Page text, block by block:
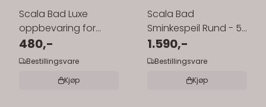
Scala Bad Luxe
oppbevaring for
speilskap
480,-
Bestillingsvare
Kjøp
Scala Bad
Sminkespeil Rund - 5x
forstørrelse
1.590,-
Bestillingsvare
Kjøp